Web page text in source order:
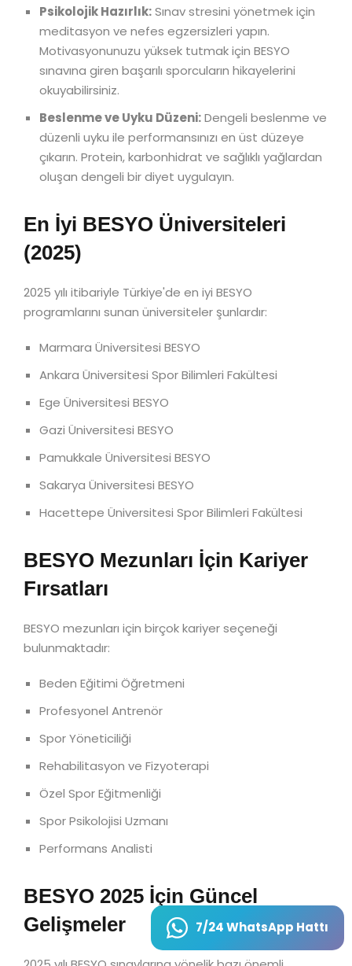
7/24 WhatsApp Hattı
Psikolojik Hazırlık:Sınav stresini yönetmek için
meditasyon ve nefes egzersizleri yapın.
Motivasyonunuzu yüksek tutmak için BESYO
sınavına giren başarılı sporcuların hikayelerini
okuyabilirsiniz.
Beslenme ve Uyku Düzeni:Dengeli beslenme ve
düzenli uyku ile performansınızı en üst düzeye
çıkarın. Protein, karbonhidrat ve sağlıklı yağlardan
oluşan dengeli bir diyet uygulayın.
En İyi BESYO Üniversiteleri
(2025)
2025 yılı itibariyle Türkiye'de en iyi BESYO
programlarını sunan üniversiteler şunlardır:
Marmara Üniversitesi BESYO
Ankara Üniversitesi Spor Bilimleri Fakültesi
Ege Üniversitesi BESYO
Gazi Üniversitesi BESYO
Pamukkale Üniversitesi BESYO
Sakarya Üniversitesi BESYO
Hacettepe Üniversitesi Spor Bilimleri Fakültesi
BESYO Mezunları İçin Kariyer
Fırsatları
BESYO mezunları için birçok kariyer seçeneği
bulunmaktadır:
Beden Eğitimi Öğretmeni
Profesyonel Antrenör
Spor Yöneticiliği
Rehabilitasyon ve Fizyoterapi
Özel Spor Eğitmenliği
Spor Psikolojisi Uzmanı
Performans Analisti
BESYO 2025 İçin Güncel
Gelişmeler